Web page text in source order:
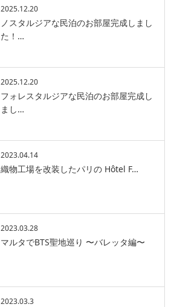
2025.12.20
ノスタルジアな民泊のお部屋完成しまし
た！…
2025.12.20
フォレスタルジアな民泊のお部屋完成し
まし…
2023.04.14
織物工場を改装したパリの Hôtel F…
2023.03.28
マルタでBTS聖地巡り 〜バレッタ編〜
2023.03.3